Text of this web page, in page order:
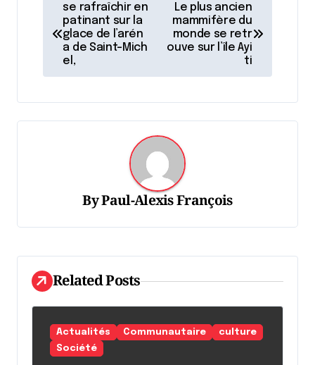
i
g
a
d
e
l
'
a
r
se rafraîchir en
patinant sur la
glace de l’arén
a de Saint-Mich
el,
Le plus ancien
mammifère du
monde se retr
ouve sur l’île Ayi
ti
ByPaul-Alexis François
Related Posts
Actualités Communautaire
culture
Société